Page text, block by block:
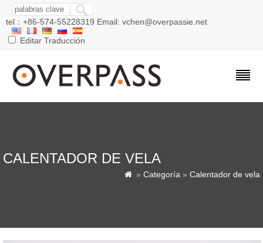
tel：+86-574-55228319 Email: vchen@overpassie.net
Editar Traducción
CALENTADOR DE VELA
 » Categoría » Calentador de vela